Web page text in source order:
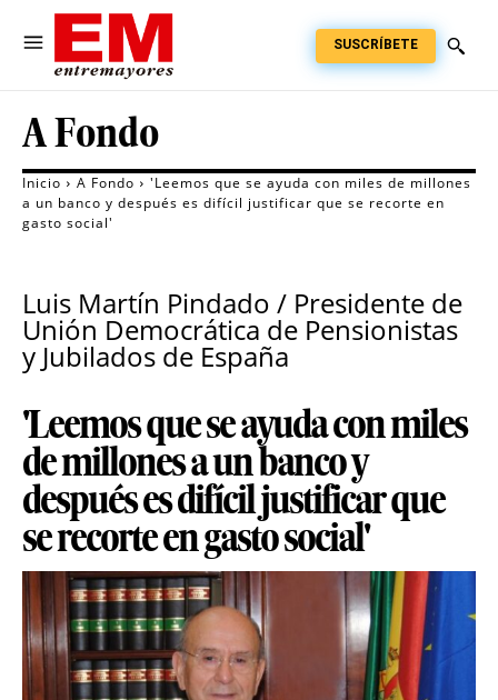
SUSCRÍBETE
A Fondo
Inicio A Fondo
'Leemos que se ayuda con miles de millones
a un banco y después es difícil justificar que se recorte en
gasto social'
Luis Martín Pindado / Presidente de
Unión Democrática de Pensionistas
y Jubilados de España
'Leemos que se ayuda con miles
de millones a un banco y
después es difícil justificar que
se recorte en gasto social'